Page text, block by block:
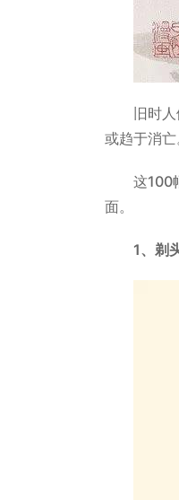
旧时
或趋于消亡
这100
面。
1、剃